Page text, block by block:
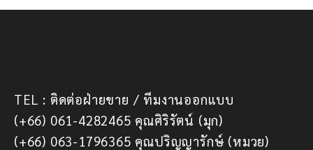
TEL : ติดต่อฝ่ายขาย / ทีมงานออกแบบ
(+66) 061-4282465 คุณศิริรัตน์ (มุก)
(+66) 063-1796365 คุณปริญญารักษ์ (หมวย)